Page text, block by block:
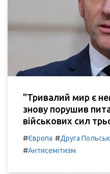
"Тривалий мир є
знову порушив
військових сил
#Європа #Друга
#Антисемітизм